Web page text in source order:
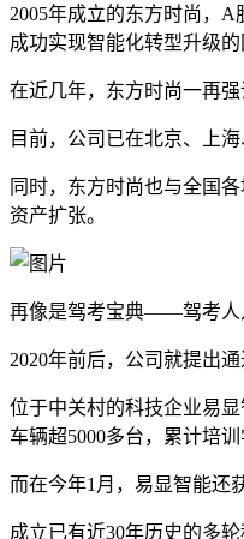
2005年成立的东方时尚，
成功实现智能化转型升级的
在近几年，东方时尚一再
目前，公司已在北京、上
同时，东方时尚也与全国
资产扩张。
再像是驾考宝典——驾考人
2020年前后，公司就提出
位于中关村的科技企业易
车辆超5000多台，累计培训
而在今年1月，易显智能还
成立已有近30年历史的多